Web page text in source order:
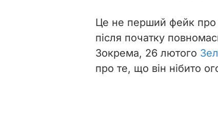
Це не перший фейк про
після початку
Зокрема, 26 лютого
про те, що він нібито